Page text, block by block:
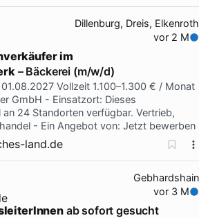
Dillenburg, Dreis, Elkenroth
vor 2 M
im
– Bäckerei (m/w/d)
Vollzeit 1.100–1.300 € / Monat
GmbH - Einsatzort: Dieses
24 Standorten verfügbar. Vertrieb,
- Ein Angebot von: Jetzt bewerben
land.de
Gebhardshain
vor 3 M
ab sofort gesucht